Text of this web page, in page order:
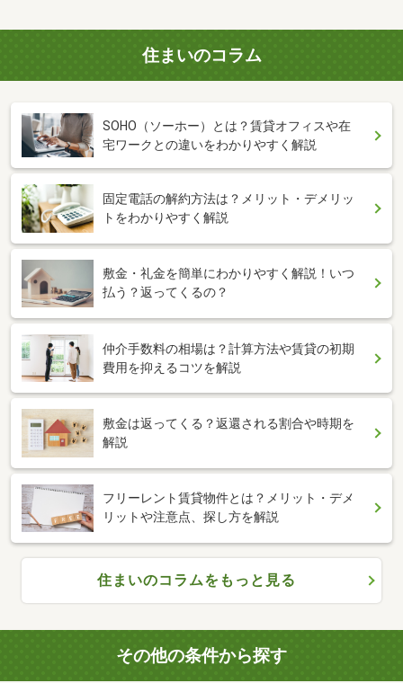
住まいのコラム
SOHO（ソーホー）とは？賃貸オフィスや在
宅ワークとの違いをわかりやすく解説
固定電話の解約方法は？メリット・デメリッ
トをわかりやすく解説
敷金・礼金を簡単にわかりやすく解説！いつ
払う？返ってくるの？
仲介手数料の相場は？計算方法や賃貸の初期
費用を抑えるコツを解説
敷金は返ってくる？返還される割合や時期を
解説
フリーレント賃貸物件とは？メリット・デメ
リットや注意点、探し方を解説
住まいのコラムをもっと見る
その他の条件から探す